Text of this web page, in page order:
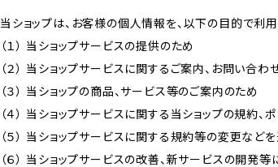
当ショップは、お客様の個人情報を、以下の目的で利用
（１） 当ショップサービスの提供のため
（２） 当ショップサービスに関するご案内、お問い合
（３） 当ショップの商品、サービス等のご案内のため
（４） 当ショップサービスに関する当ショップの規約
（５） 当ショップサービスに関する規約等の変更など
（６） 当ショップサービスの改善、新サービスの開発